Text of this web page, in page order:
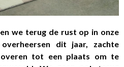
we terug de rust op in onze
dit jaar, zachte
tot een plaats om te